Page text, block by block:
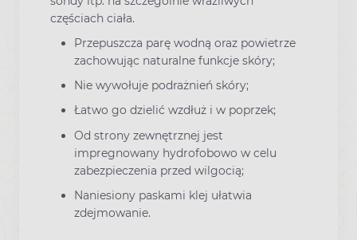
częściach ciała.
Przepuszcza parę wodną oraz powietrze
zachowując naturalne funkcje skóry;
Nie wywołuje podrażnień skóry;
Łatwo go dzielić wzdłuż i w poprzek;
Od strony zewnętrznej jest
impregnowany hydrofobowo w celu
zabezpieczenia przed wilgocią;
Naniesiony paskami klej ułatwia
zdejmowanie.